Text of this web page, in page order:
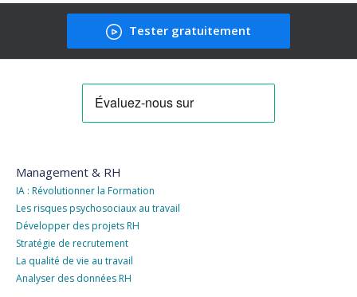
Tester gratuitement
Management & RH
IA : Révolutionner la Formation
Les risques psychosociaux au travail
Développer des projets RH
Stratégie de recrutement
La qualité de vie au travail
Analyser des données RH